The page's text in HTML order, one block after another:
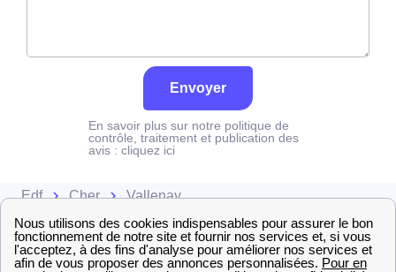
Envoyer
En savoir plus sur notre politique de
contrôle, traitement et publication des
avis : cliquez ici
Edf Cher Vallenay